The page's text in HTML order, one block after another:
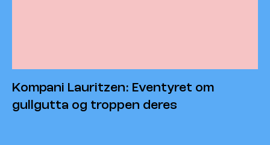
Kompani Lauritzen: Eventyret om
gullgutta og troppen deres